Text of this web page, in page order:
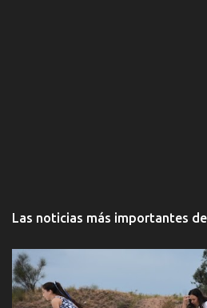
Las noticias más importantes